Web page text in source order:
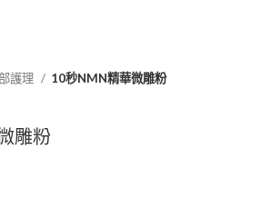
護理 10秒NMN精華微雕粉
雕粉